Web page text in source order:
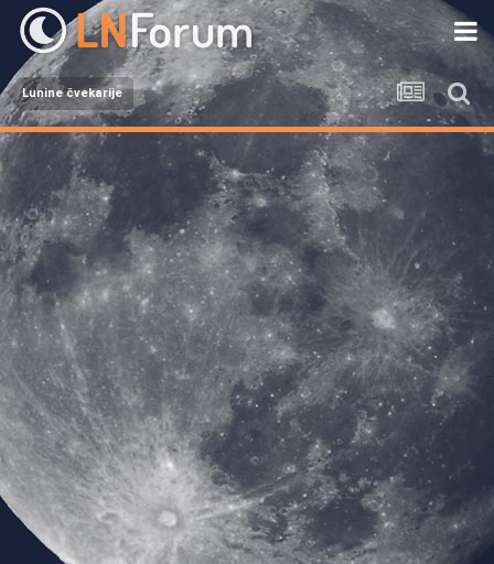
Lunine čvekarije